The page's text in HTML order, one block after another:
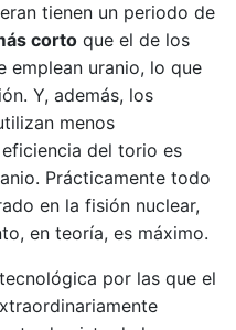
tienen un periodo de
corto que el de los
emplean uranio, lo que
Y, además, los
menos
del torio es
Prácticamente todo
en la fisión nuclear,
en teoría, es máximo.
por las que el